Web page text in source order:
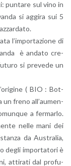
pun­ta­re sul vino in
si ag­gi­ra sui 5
l’im­por­ta­zio­ne di
è an­da­to cre­
si pre­ve­de un
( BIO : Bot­
un freno al­l’au­men­
a fer­mar­lo.
nelle mani dei
da Au­stra­lia,
degli im­por­ta­to­ri è
at­ti­ra­ti dal pro­fu­